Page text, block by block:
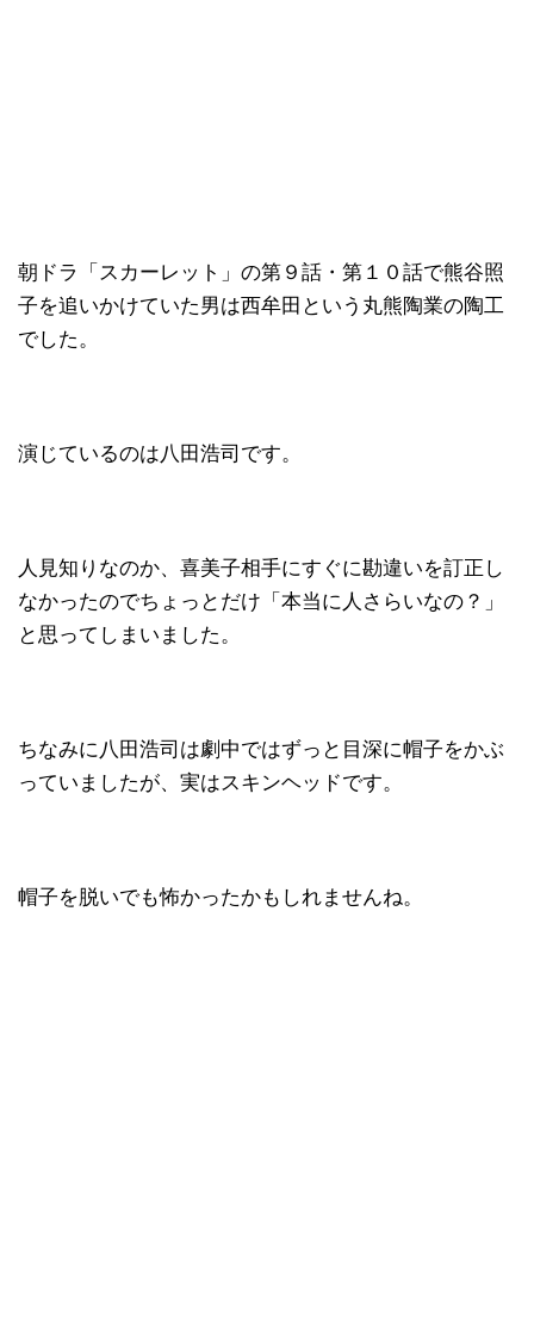
朝ドラ「スカーレット」の第９話・第１０話で熊谷照
子を追いかけていた男は西牟田という丸熊陶業の陶工
でした。
演じているのは八田浩司です。
人見知りなのか、喜美子相手にすぐに勘違いを訂正し
なかったのでちょっとだけ「本当に人さらいなの？」
と思ってしまいました。
ちなみに八田浩司は劇中ではずっと目深に帽子をかぶ
っていましたが、実はスキンヘッドです。
帽子を脱いでも怖かったかもしれませんね。